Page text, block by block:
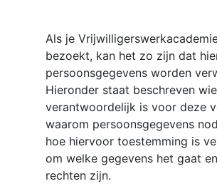
Als je
bezoekt, kan het zo zijn dat
persoonsgegevens worden
Hieronder staat beschreven wie
verantwoordelijk is voor deze
waarom persoonsgegevens
hoe hiervoor toestemming is
om welke gegevens het gaat
rechten zijn.